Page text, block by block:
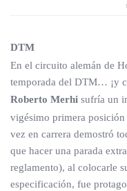
DTM
En el circuito alemán de
temporada del DTM… ¡y
Roberto Merhi sufría un
vigésimo primera
vez en carrera demostró
que hacer una parada
reglamento), al colocarle
especificación, fue